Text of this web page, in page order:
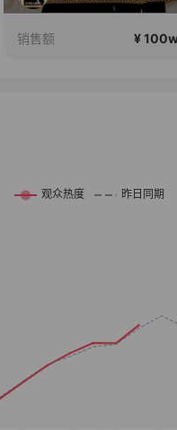
销售额 ¥